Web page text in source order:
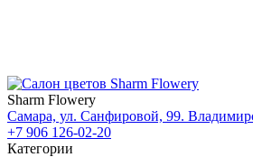
Sharm Flowery
Самара, ул. Санфировой, 99.
+7 906 126-02-20
Категории